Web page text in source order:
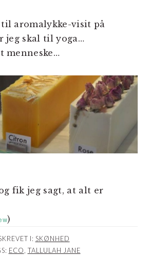
aromalykke-visit på
jeg skal til yoga…
menneske…
fik jeg sagt, at alt er
)
I: SKØNHED
ECO TALLULAH JANE